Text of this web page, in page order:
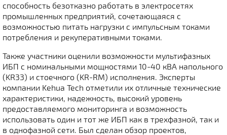
способность безотказно работать в электросетях
промышленных предприятий, сочетающаяся с
возможностью питать нагрузки с импульсным токами
потребления и рекуперативными токами.
Также участники оценили возможности мультифазных
ИБП с номинальными мощностями 10-40 кВА напольного
(KR33) и стоечного (KR-RM) исполнения. Эксперты
компании Kehua Tech отметили их отличные технические
характеристики, надежность, высокий уровень
предоставляемого мониторинга и возможность
использовать один и тот же ИБП как в трехфазной, так и
в однофазной сети. Был сделан обзор проектов,